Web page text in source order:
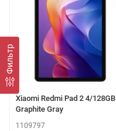
Фильтр
Xiaomi Redmi Pad 2 4/128GB
Graphite Gray
1109797